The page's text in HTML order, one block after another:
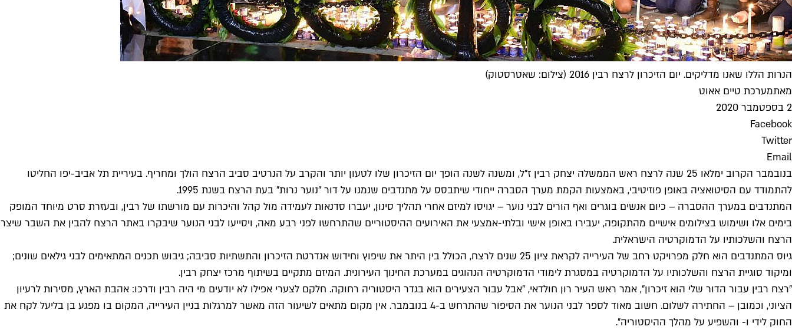
הנרות הללו שאנו מדליקים. יום הזיכרון לרצח רבין 2016 (צילום: שאטרסטוק)
מאתמערכת טיים אאוט
2 בספטמבר 2020
Facebook
Twitter
Email
בנובמבר הקרוב ימלאו 25 שנה לרצח ראש הממשלה יצחק רבין ז"ל, ומשנה לשנה הופך יום הזיכרון שלו לטעון יותר והקרב על הנרטיב סביב הרצח הולך ומחריף. בעיריית תל אביב-יפו החליטו
להתמודד עם הסיטואציה באופן פוזיטיבי, באמצעות הקמת מערך הסברה ייחודי שיתבסס על מתנדבים שנמנו על דור "נוער נרות" בעת הרצח בשנת 1995.
המתנדבים במערך ההסברה – כיום אנשים בוגרים ואף הורים לבני נוער – יגויסו למיזם אחרי תהליך סינון, יעברו סדנאות לעמידה מול קהל והיכרות עם מורשתו של רבין, ובעזרת סרט מיוחד המופק
בימים אלו ושימוש בצילומים אישיים מהתקופה, יעבירו באופן אישי ובלתי-אמצעי את האירועים ההיסטוריים שהתרחשו לפני רבע מאה, ויסייעו לבני הנוער שיבקרו באתר הרצח להבין את השבר שיצר
הרצח והשלכותיו על הדמוקרטיה הישראלית.
גיוס המתנדבים הוא חלק מפרויקט רחב של העירייה לקראת ציון 25 שנים לרצח, הכולל בין היתר את שיפוץ וחידוש אנדרטת הזיכרון והתשתיות סביבה; גיבוש תכנים המתאימים לבני גילאים שונים;
ומיקוד סוגיית הרצח והשלכותיו על הדמוקרטיה במסגרת לימודי הדמוקרטיה הנהוגים במערכת החינוך העירונית. המיזם מתקיים בשיתוף מרכז יצחק רבין.
"רצח רבין עבור הדור שלי הוא זיכרון", אמר ראש העיר רון חולדאי, "אבל עבור הצעירים הוא בגדר היסטוריה רחוקה. חלקם לצערי אפילו לא יודעים מי היה רבין ודרכו: אהבת הארץ, מסירות לרעיון
הציוני, וכמובן – החתירה לשלום. חשוב מאוד לספר לבני הנוער את הסיפור שהתרחש ב-4 בנובמבר. אין מקום מתאים לשיעור הזה מאשר למרגלות בניין העירייה, המקום בו מפגע בן בליעל לקח את
החוק לידי ו- והשפיע על מהלך ההיסטוריה".